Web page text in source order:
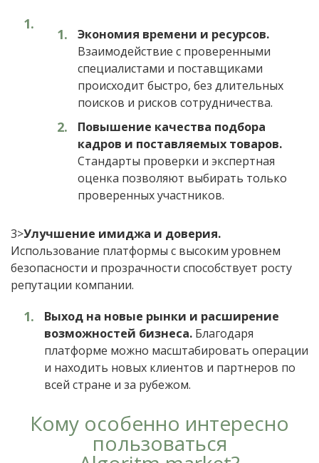
Экономия времени и ресурсов.
Взаимодействие с проверенными
специалистами и поставщиками
происходит быстро, без длительных
поисков и рисков сотрудничества.
Повышение качества подбора
кадров и поставляемых товаров.
Стандарты проверки и экспертная
оценка позволяют выбирать только
проверенных участников.
3>Улучшение имиджа и доверия.
Использование платформы с высоким уровнем
безопасности и прозрачности способствует росту
репутации компании.
Выход на новые рынки и расширение
возможностей бизнеса. Благодаря
платформе можно масштабировать операции
и находить новых клиентов и партнеров по
всей стране и за рубежом.
Кому особенно интересно
пользоваться